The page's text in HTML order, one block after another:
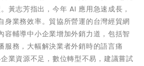
黃志芳指出，今年 AI 應用急速成長，
身業務效率。貿協所營運的台灣經貿網
容輔導中小企業增加外銷力道，包括智
服務，大幅解決業者外銷時的語言痛
業資源不足，數位轉型不易，建議嘗試